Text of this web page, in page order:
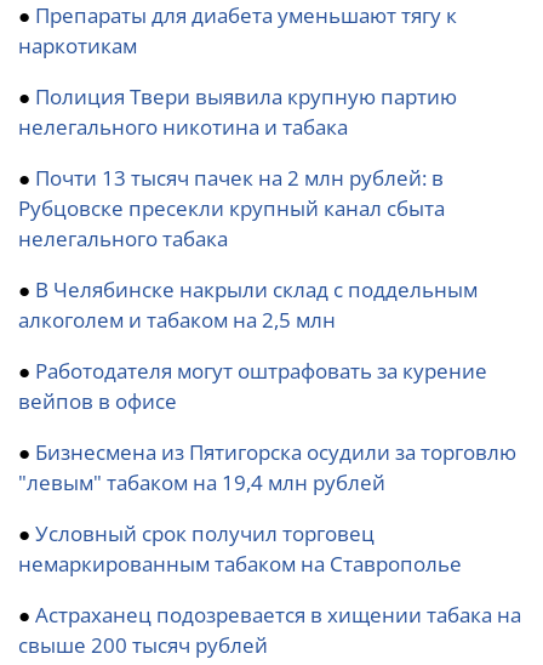
● Препараты для диабета уменьшают тягу к
наркотикам
● Полиция Твери выявила крупную партию
нелегального никотина и табака
● Почти 13 тысяч пачек на 2 млн рублей: в
Рубцовске пресекли крупный канал сбыта
нелегального табака
● В Челябинске накрыли склад с поддельным
алкоголем и табаком на 2,5 млн
● Работодателя могут оштрафовать за курение
вейпов в офисе
● Бизнесмена из Пятигорска осудили за торговлю
"левым" табаком на 19,4 млн рублей
● Условный срок получил торговец
немаркированным табаком на Ставрополье
● Астраханец подозревается в хищении табака на
свыше 200 тысяч рублей